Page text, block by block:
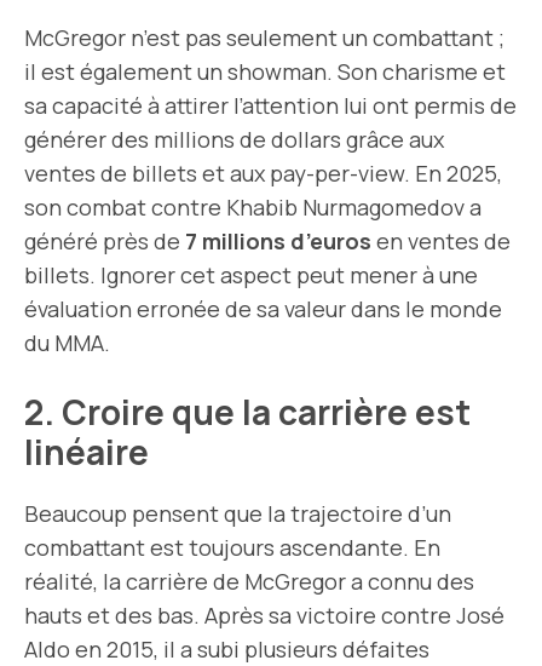
McGregor n’est pas seulement un combattant ;
il est également un showman. Son charisme et
sa capacité à attirer l’attention lui ont permis de
générer des millions de dollars grâce aux
ventes de billets et aux pay-per-view. En 2025,
son combat contre Khabib Nurmagomedov a
généré près de 7 millions d’euros en ventes de
billets. Ignorer cet aspect peut mener à une
évaluation erronée de sa valeur dans le monde
du MMA.
2. Croire que la carrière est
linéaire
Beaucoup pensent que la trajectoire d’un
combattant est toujours ascendante. En
réalité, la carrière de McGregor a connu des
hauts et des bas. Après sa victoire contre José
Aldo en 2015, il a subi plusieurs défaites